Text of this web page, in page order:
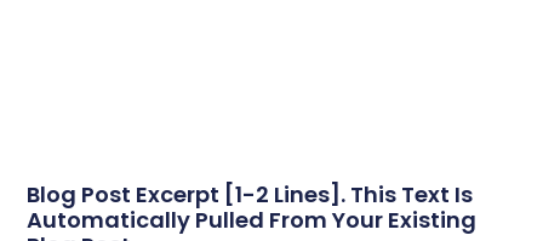
Blog Post Excerpt [1-2 Lines]. This Text Is
Automatically Pulled From Your Existing